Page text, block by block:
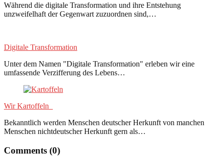
Während die digitale Transformation und ihre Entstehung
unzweifelhaft der Gegenwart zuzuordnen sind,…
Digitale Transformation
Unter dem Namen "Digitale Transformation" erleben wir eine
umfassende Verzifferung des Lebens…
Wir Kartoffeln
Bekanntlich werden Menschen deutscher Herkunft von manchen
Menschen nichtdeutscher Herkunft gern als…
Comments (0)